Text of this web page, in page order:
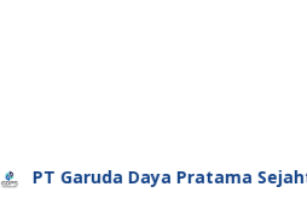
PT Garuda Daya Pratama Sejahtera